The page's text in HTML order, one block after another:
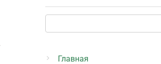
Главная